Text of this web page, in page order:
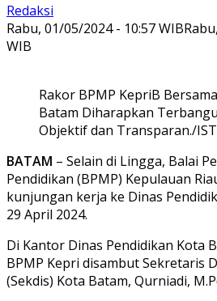
Redaksi
Rabu, 01/05/2024 - 10:57 WIB
WIB
Rakor BPMP KepriB
Batam Diharapkan
Objektif dan Transparan./IST
BATAM – Selain di Lingga, Balai
Pendidikan (BPMP) Kepulauan
kunjungan kerja ke Dinas
29 April 2024.
Di Kantor Dinas Pendidikan Kota
BPMP Kepri disambut Sekretaris
(Sekdis) Kota Batam, Qurniadi,